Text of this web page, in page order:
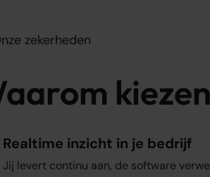
zekerheden
Realtime inzicht in je bedrijf
Jij levert continu aan, de software